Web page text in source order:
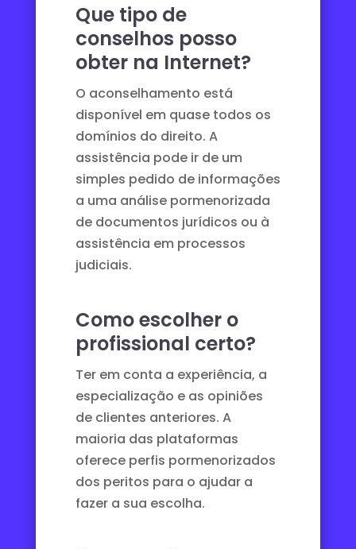
Que tipo de
conselhos posso
obter na Internet?
O aconselhamento está
disponível em quase todos os
domínios do direito. A
assistência pode ir de um
simples pedido de informações
a uma análise pormenorizada
de documentos jurídicos ou à
assistência em processos
judiciais.
Como escolher o
profissional certo?
Ter em conta a experiência, a
especialização e as opiniões
de clientes anteriores. A
maioria das plataformas
oferece perfis pormenorizados
dos peritos para o ajudar a
fazer a sua escolha.